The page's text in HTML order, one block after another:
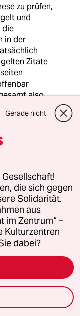
zu prüfen,
und
die
in der
Zitate
also
Bildung
Gerade nicht
die sich gegen
Solidarität.
aus
im Zentrum“ –
Kulturzentren
dabei?